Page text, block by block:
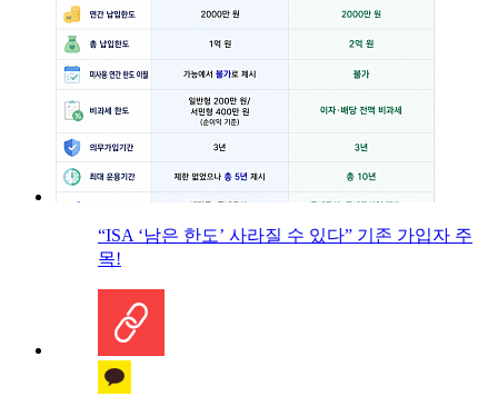
“ISA ‘남은 한도’ 사라질 수 있다” 기존 가입자 주
목!